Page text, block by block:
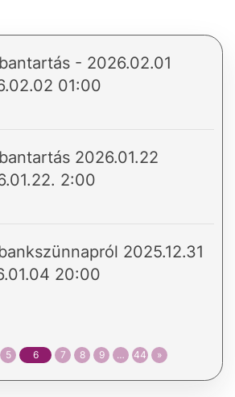
- 2026.02.01
01:00
2026.01.22
2:00
2025.12.31
20:00
5 6 7 8 9 … 44 »